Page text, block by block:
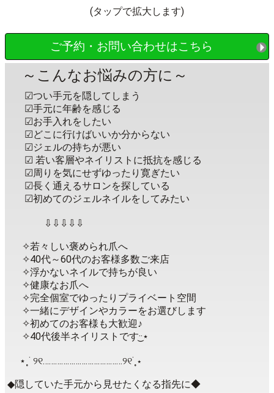
(タップで拡大します)
ご予約・お問い合わせはこちら
～こんなお悩みの方に～
︎︎︎︎︎︎︎☑︎︎つい手元を隠してしまう
︎︎︎︎︎︎︎ ☑︎︎手元に年齢を感じる
︎︎︎︎︎︎︎ ☑︎︎お手入れをしたい
☑︎︎どこに行けばいいか分からない⁡︎
⁡⁡⁡⁡⁡ ☑︎︎ジェルの持ちが悪い
☑︎︎ 若い客層やネイリストに抵抗を感じる
︎︎︎︎︎︎︎☑︎︎周りを気にせずゆったり寛ぎたい
︎︎︎︎︎︎︎ ☑︎︎長く通えるサロンを探している
︎︎︎︎︎︎︎ ☑︎︎初めてのジェルネイルをしてみたい
⇩⇩⇩⇩⇩
✧若々しい褒められ爪へ
✧40代～60代のお客様多数ご来店
✧浮かないネイルで持ちが良い
✧健康なお爪へ
✧完全個室でゆったりプライベート空間
✧一緒にデザインやカラーをお選びします
✧初めてのお客様も大歓迎♪
⁡ ✧40代後半ネイリストです·͜·‪⋆
⋆ ˳˙ ୨୧…………………………………୨୧˙˳⋆
◆隠していた手元から見せたくなる指先に◆